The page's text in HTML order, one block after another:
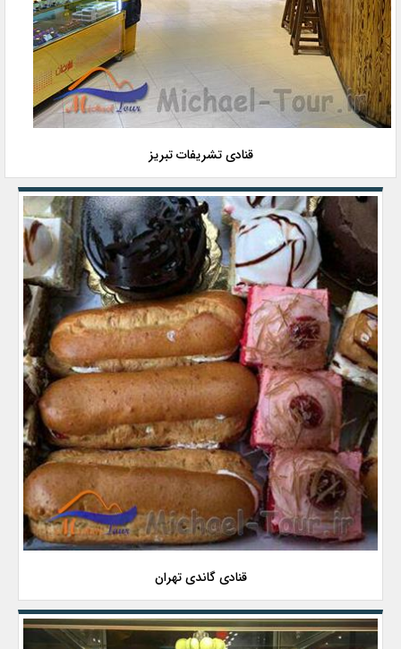
قنادی تشریفات تبریز
قنادی گاندی تهران